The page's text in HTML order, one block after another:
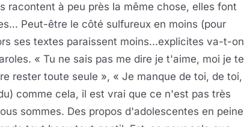
racontent à peu près la même chose, elles font
Peut-être le côté sulfureux en moins (pour
ses textes paraissent moins...explicites va-t-on
« Tu ne sais pas me dire je t'aime, moi je te
rester toute seule », « Je manque de toi, de toi,
comme cela, il est vrai que ce n'est pas très
sommes. Des propos d'adolescentes en peine